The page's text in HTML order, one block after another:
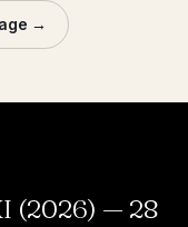
→
(2026) — 28